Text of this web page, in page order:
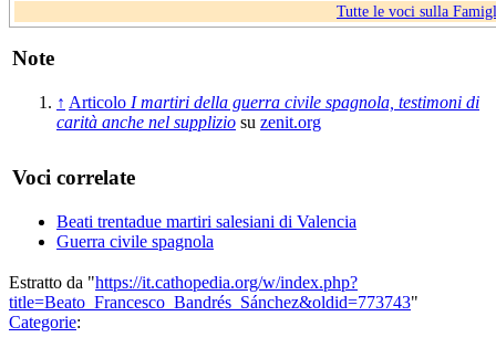
Tutte le voci sulla
Note
↑ Articolo I martiri della guerra civile spagnola, testimoni di
carità anche nel supplizio su zenit.org
Voci correlate
Beati trentadue martiri salesiani di Valencia
Guerra civile spagnola
Estratto da "https://it.cathopedia.org/w/index.php?
title=Beato_Francesco_Bandrés_Sánchez&oldid=773743"
Categorie: